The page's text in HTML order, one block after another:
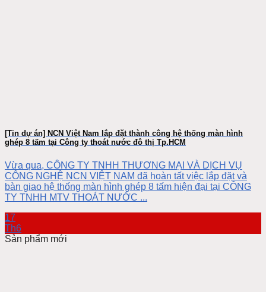
[Tin dự án] NCN Việt Nam lắp đặt thành công hệ thống màn hình
ghép 8 tấm tại Công ty thoát nước đô thị Tp.HCM
Vừa qua, CÔNG TY TNHH THƯƠNG MẠI VÀ DỊCH VỤ
CÔNG NGHỆ NCN VIỆT NAM đã hoàn tất việc lắp đặt và
bàn giao hệ thống màn hình ghép 8 tấm hiện đại tại CÔNG
TY TNHH MTV THOÁT NƯỚC ...
17
Th6
Sản phẩm mới